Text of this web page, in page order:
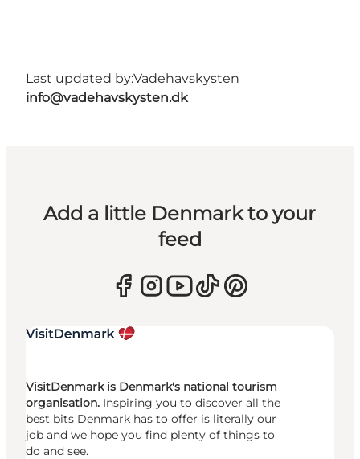
Last updated by:Vadehavskysten
info@vadehavskysten.dk
Add a little Denmark to your
feed
VisitDenmark is Denmark's national tourism
organisation. Inspiring you to discover all the
best bits Denmark has to offer is literally our
job and we hope you find plenty of things to
do and see.